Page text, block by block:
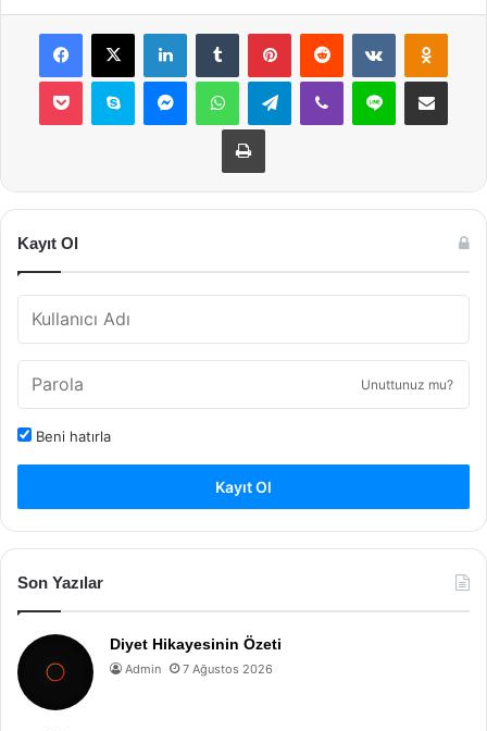
Facebook
X LinkedInTumblr PinterestReddit VKontakte
Pocket Skype MessengerWhatsAppTelegramViber Line E-Posta ile
Yazdır
Kayıt Ol
Unuttunuz mu?
Beni hatırla
Kayıt Ol
Son Yazılar
Diyet Hikayesinin Özeti
Admin 7 Ağustos 2026